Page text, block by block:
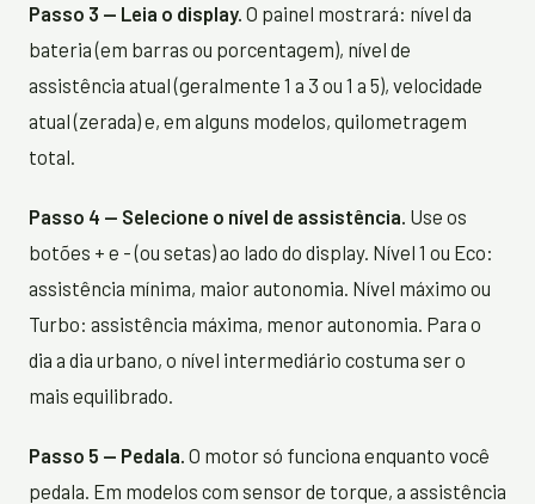
Passo 3 — Leia o display. O painel mostrará: nível da
bateria (em barras ou porcentagem), nível de
assistência atual (geralmente 1 a 3 ou 1 a 5), velocidade
atual (zerada) e, em alguns modelos, quilometragem
total.
Passo 4 — Selecione o nível de assistência. Use os
botões + e - (ou setas) ao lado do display. Nível 1 ou Eco:
assistência mínima, maior autonomia. Nível máximo ou
Turbo: assistência máxima, menor autonomia. Para o
dia a dia urbano, o nível intermediário costuma ser o
mais equilibrado.
Passo 5 — Pedala. O motor só funciona enquanto você
pedala. Em modelos com sensor de torque, a assistência